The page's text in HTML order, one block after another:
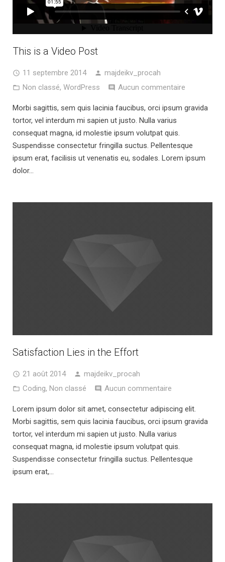
This is a Video Post
11 septembre 2014
majdeikv_procah
Non classé, WordPress Aucun commentaire
Morbi sagittis, sem quis lacinia faucibus, orci ipsum gravida
tortor, vel interdum mi sapien ut justo. Nulla varius
consequat magna, id molestie ipsum volutpat quis.
Suspendisse consectetur fringilla suctus. Pellentesque
ipsum erat, facilisis ut venenatis eu, sodales. Lorem ipsum
dolor…
Satisfaction Lies in the Effort
21 août 2014
majdeikv_procah
Coding, Non classé Aucun commentaire
Lorem ipsum dolor sit amet, consectetur adipiscing elit.
Morbi sagittis, sem quis lacinia faucibus, orci ipsum gravida
tortor, vel interdum mi sapien ut justo. Nulla varius
consequat magna, id molestie ipsum volutpat quis.
Suspendisse consectetur fringilla suctus. Pellentesque
ipsum erat,…